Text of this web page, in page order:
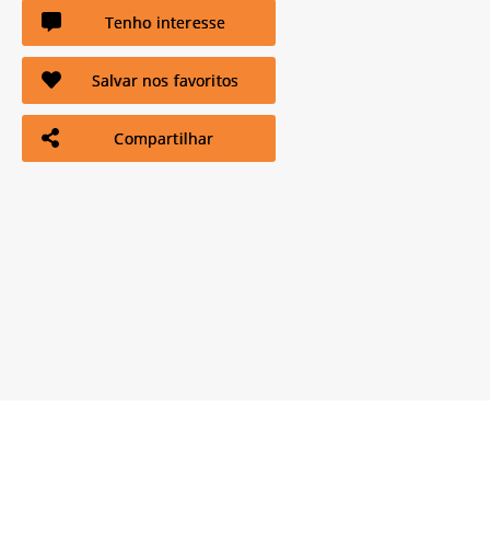
Tenho interesse
Salvar nos favoritos
Compartilhar